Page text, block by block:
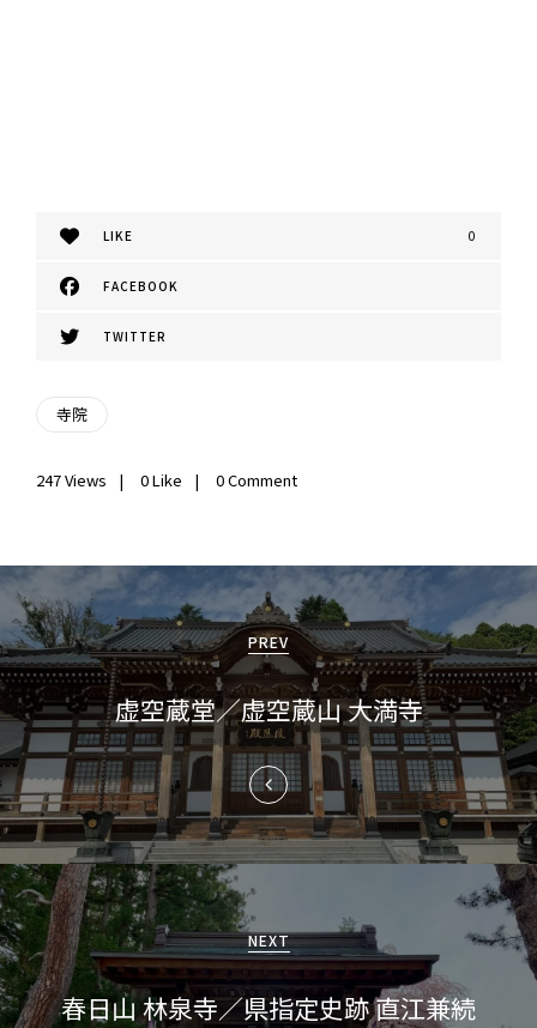
LIKE 0
FACEBOOK
TWITTER
寺院
247Views 0Like 0 Comment
投
稿
ナ
ビ
ゲ
ー
シ
ョ
ン
PREV
虚空蔵堂／虚空蔵山 大満寺
NEXT
春日山 林泉寺／県指定史跡 直江兼続